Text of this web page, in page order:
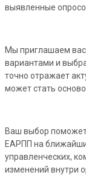
выявленные
Мы приглашаем
вариантами и
точно отражает
может стать
Ваш выбор
ЕАРПП на
управленческих,
изменений внутри